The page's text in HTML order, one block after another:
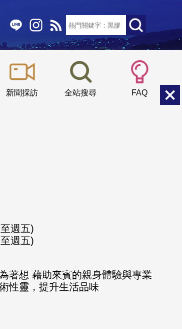
新聞採訪 全站搜尋 FAQ
小 中
週五)
週五)
著想 藉助來賓的親身體驗與專業
性靈，提升生活品味